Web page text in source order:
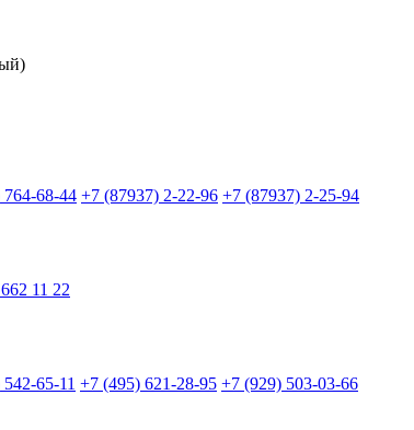
68-44 +7 (87937) 2-22-96 +7 (87937) 2-25-94
11 22
65-11 +7 (495) 621-28-95 +7 (929) 503-03-66